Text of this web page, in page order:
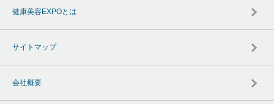
健康美容EXPOとは
サイトマップ
会社概要